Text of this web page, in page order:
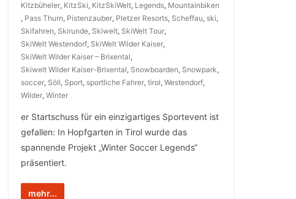
Kitzbüheler, KitzSki, KitzSkiWelt, Legends, Mountainbiken
, Pass Thurn, Pistenzauber, Pletzer Resorts, Scheffau, ski,
Skifahren, Skirunde, Skiwelt, SkiWelt Tour,
SkiWelt Westendorf, SkiWelt Wilder Kaiser,
SkiWelt Wilder Kaiser – Brixental,
Skiwelt Wilder Kaiser-Brixental, Snowboarden, Snowpark,
soccer, Söll, Sport, sportliche Fahrer,tirol,Westendorf,
Wilder,Winter
er Startschuss für ein einzigartiges Sportevent ist
gefallen: In Hopfgarten in Tirol wurde das
spannende Projekt „Winter Soccer Legends“
präsentiert.
mehr...